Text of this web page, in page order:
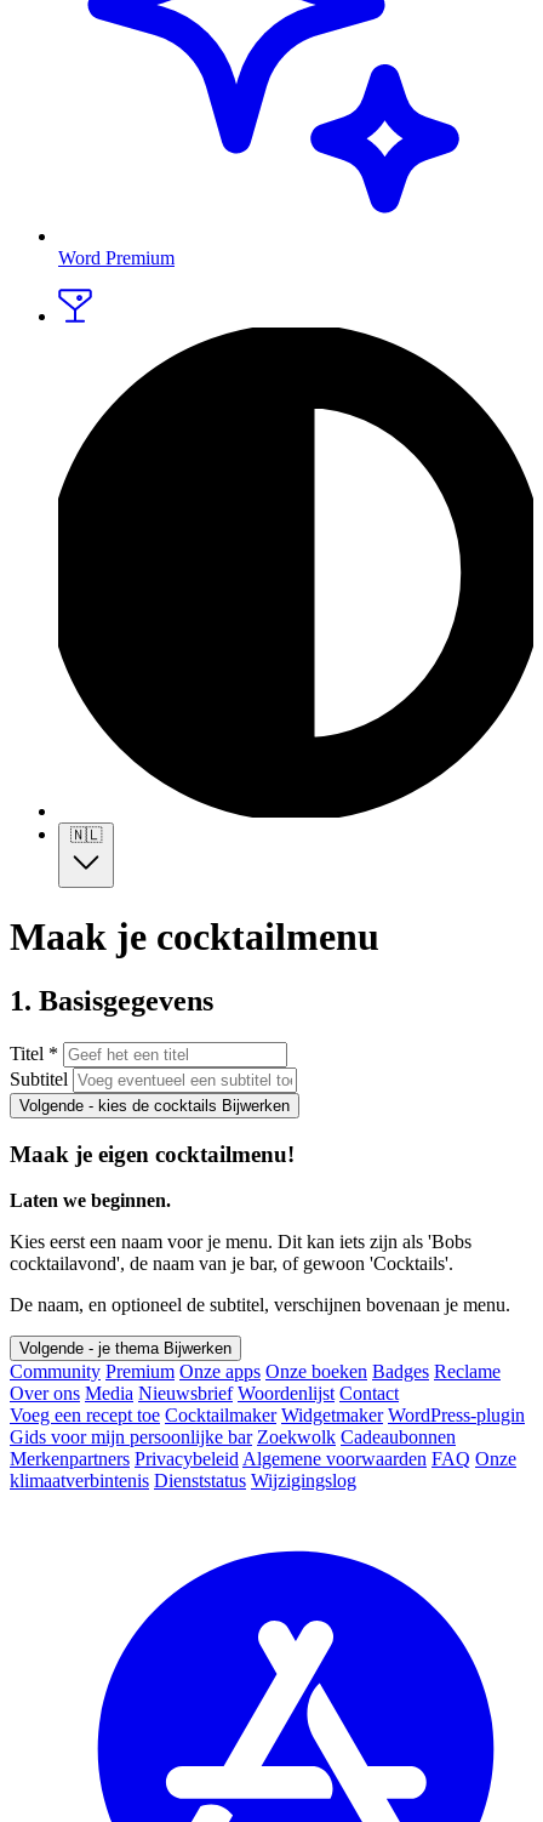
Word Premium
🇳🇱
Maak je cocktailmenu
1. Basisgegevens
Titel *
Subtitel
Volgende - kies de cocktails Bijwerken
Maak je eigen cocktailmenu!
Laten we beginnen.
Kies eerst een naam voor je menu. Dit kan iets zijn als 'Bobs
cocktailavond', de naam van je bar, of gewoon 'Cocktails'.
De naam, en optioneel de subtitel, verschijnen bovenaan je menu.
Volgende - je thema Bijwerken
Community Premium Onze apps Onze boeken Badges Reclame
Over ons Media Nieuwsbrief Woordenlijst Contact
Voeg een recept toe Cocktailmaker Widgetmaker WordPress-plugin
Gids voor mijn persoonlijke bar Zoekwolk Cadeaubonnen
Merkenpartners Privacybeleid Algemene voorwaarden FAQ Onze
klimaatverbintenis Dienststatus Wijzigingslog